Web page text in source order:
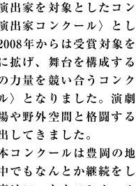
出家を対象としたコ
出家コンクール〉と
年からは受賞対象
拡げ、舞台を構成す
力量を競い合うコン
〉となりました。演
や野外空間と格闘す
してきました。
コンクールは豊岡の地
でもなんとか継続を